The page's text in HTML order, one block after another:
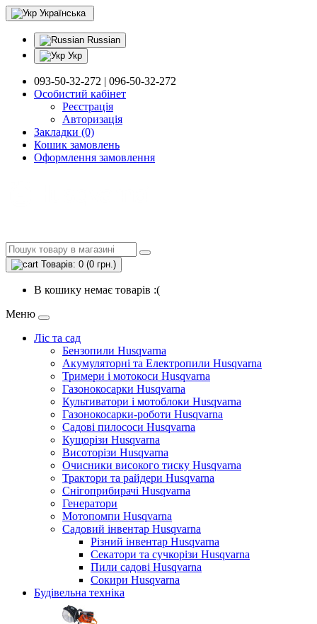
Українська
Russian
Укр
093-50-32-272 | 096-50-32-272
Особистий кабінет
Реєстрація
Авторизація
Закладки (0)
Кошик замовлень
Оформлення замовлення
Товарів: 0 (0 грн.)
В кошику немає товарів :(
Меню
Ліс та сад
Бензопили Husqvarna
Акумуляторні та Електропили Husqvarna
Тримери і мотокоси Husqvarna
Газонокосарки Husqvarna
Культиватори і мотоблоки Husqvarna
Газонокосарки-роботи Husqvarna
Садові пилососи Husqvarna
Кущорізи Husqvarna
Висоторізи Husqvarna
Очисники високого тиску Husqvarna
Трактори та райдери Husqvarna
Снігоприбирачі Husqvarna
Генератори
Мотопомпи Husqvarna
Садовий інвентар Husqvarna
Різний інвентар Husqvarna
Секатори та сучкорізи Husqvarna
Пили садові Husqvarna
Сокири Husqvarna
Будівельна техніка